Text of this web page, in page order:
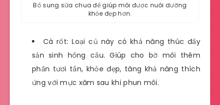
Bổ sung sữa chua để giúp môi được nuôi dưỡng
khỏe đẹp hơn.
Cà rốt: Loại củ này có khả năng thúc đẩy
sản sinh hồng cầu. Giúp cho bờ môi thêm
phần tươi tắn, khỏe đẹp, tăng khả năng thích
ứng với mực xăm sau khi phun môi.